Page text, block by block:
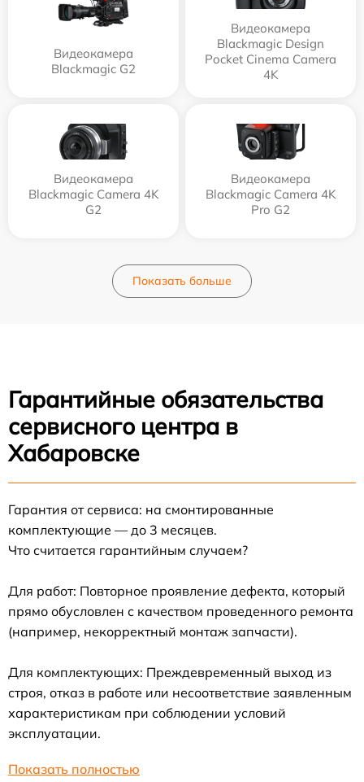
Видеокамера
Blackmagic G2
Видеокамера
Blackmagic Design
Pocket Cinema Camera
4K
Видеокамера
Blackmagic Camera 4K
G2
Видеокамера
Blackmagic Camera 4K
Pro G2
Показать больше
Гарантийные обязательства
сервисного центра в
Хабаровске
Гарантия от сервиса: на смонтированные
комплектующие — до 3 месяцев.
Что считается гарантийным случаем?
Для работ: Повторное проявление дефекта, который
прямо обусловлен с качеством проведенного ремонта
(например, некорректный монтаж запчасти).
Для комплектующих: Преждевременный выход из
строя, отказ в работе или несоответствие заявленным
характеристикам при соблюдении условий
эксплуатации.
Показать полностью